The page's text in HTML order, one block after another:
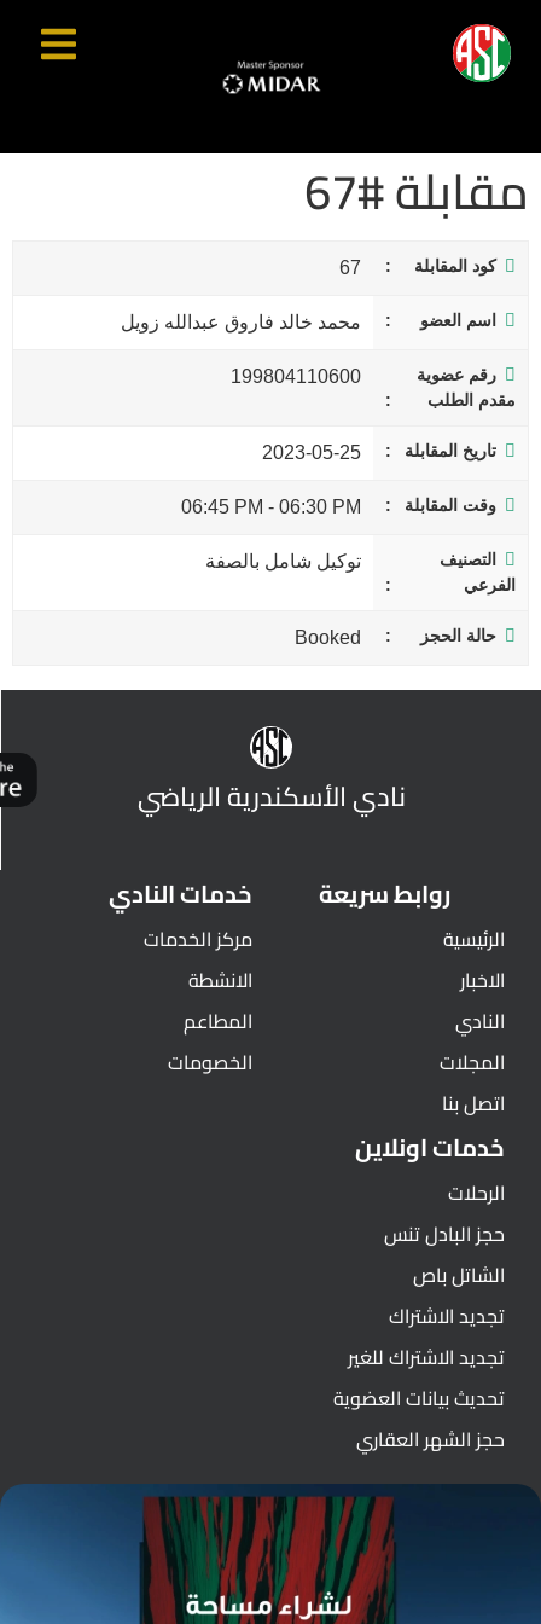
مقابلة #67
كود المقابلة 67
اسم العضو محمد خالد فاروق عبدالله زويل
رقم عضوية
مقدم الطلب
199804110600
تاريخ المقابلة 2023-05-25
وقت المقابلة 06:30 PM
-
06:45 PM
التصنيف
الفرعي
توكيل شامل بالصفة
حالة الحجز Booked
نادي الأسكندرية الرياضي
روابط سريعة
الرئيسية
الاخبار
النادي
المجلات
اتصل بنا
خدمات النادي
مركز الخدمات
الانشطة
المطاعم
الخصومات
خدمات اونلاين
الرحلات
حجز البادل تنس
الشاتل باص
تجديد الاشتراك
تجديد الاشتراك للغير
تحديث بيانات العضوية
حجز الشهر العقاري